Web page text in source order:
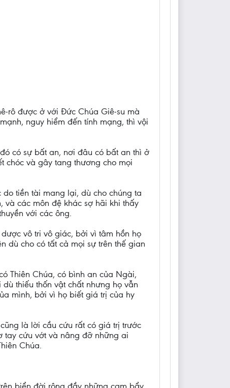
rô được ở với Đức Chúa Giê-su mà
nguy hiểm đến tính mạng, thì vội
có sự bất an, nơi đâu có bất an thì ở
chóc và gây tang thương cho mọi
tiền tài mang lại, dù cho chúng ta
và các môn đệ khác sợ hãi khi thấy
với các ông.
vô tri vô giác, bởi vì tâm hồn họ
dù cho có tất cả mọi sự trên thế gian
Thiên Chúa, có bình an của Ngài,
thiếu thốn vật chất nhưng họ vẫn
mình, bởi vì họ biết giá trị của hy
là lời cầu cứu rất có giá trị trước
tay cứu vớt và nâng đỡ những ai
Chúa.